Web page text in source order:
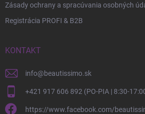
Zásady ochrany a spracúvania osobných
Registrácia PROFI & B2B
KONTAKT
info@beautissimo.sk
+421 917 606 892 (PO-PIA | 8:30-
https://www.facebook.com/